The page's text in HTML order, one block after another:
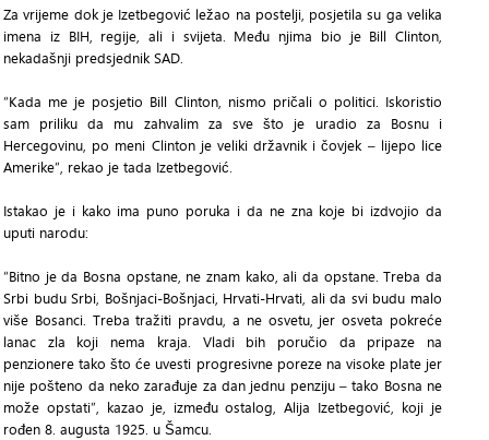
Za vrijeme dok je Izetbegović ležao na postelji, posjetila su ga velika
imena iz BIH, regije, ali i svijeta. Među njima bio je Bill Clinton,
nekadašnji predsjednik SAD.
“Kada me je posjetio Bill Clinton, nismo pričali o politici. Iskoristio
sam priliku da mu zahvalim za sve što je uradio za Bosnu i
Hercegovinu, po meni Clinton je veliki državnik i čovjek – lijepo lice
Amerike”, rekao je tada Izetbegović.
Istakao je i kako ima puno poruka i da ne zna koje bi izdvojio da
uputi narodu:
“Bitno je da Bosna opstane, ne znam kako, ali da opstane. Treba da
Srbi budu Srbi, Bošnjaci-Bošnjaci, Hrvati-Hrvati, ali da svi budu malo
više Bosanci. Treba tražiti pravdu, a ne osvetu, jer osveta pokreće
lanac zla koji nema kraja. Vladi bih poručio da pripaze na
penzionere tako što će uvesti progresivne poreze na visoke plate jer
nije pošteno da neko zarađuje za dan jednu penziju – tako Bosna ne
može opstati”, kazao je, između ostalog, Alija Izetbegović, koji je
rođen 8. augusta 1925. u Šamcu.